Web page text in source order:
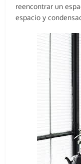
reencontrar un
espacio y